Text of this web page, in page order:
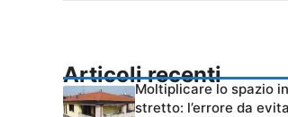
Articoli recenti
Moltiplicare lo spazio
stretto: l’errore da